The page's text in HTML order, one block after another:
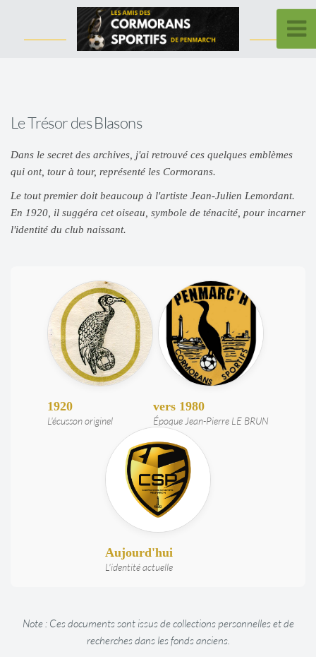
Le Trésor des Blasons
Dans le secret des archives, j'ai retrouvé ces quelques emblèmes
qui ont, tour à tour, représenté les Cormorans.
Le tout premier doit beaucoup à l'artiste Jean-Julien Lemordant.
En 1920, il suggéra cet oiseau, symbole de ténacité, pour incarner
l'identité du club naissant.
1920
L'écusson originel
vers 1980
Époque Jean-Pierre LE BRUN
Aujourd'hui
L'identité actuelle
Note : Ces documents sont issus de collections personnelles et de
recherches dans les fonds anciens.